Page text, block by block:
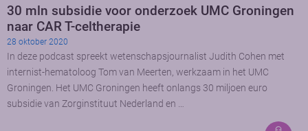
30 mln subsidie voor onderzoek UMC Groningen
naar CAR T-celtherapie
28 oktober 2020
In deze podcast spreekt wetenschapsjournalist Judith Cohen met
internist-hematoloog Tom van Meerten, werkzaam in het UMC
Groningen. Het UMC Groningen heeft onlangs 30 miljoen euro
subsidie van Zorginstituut Nederland en …